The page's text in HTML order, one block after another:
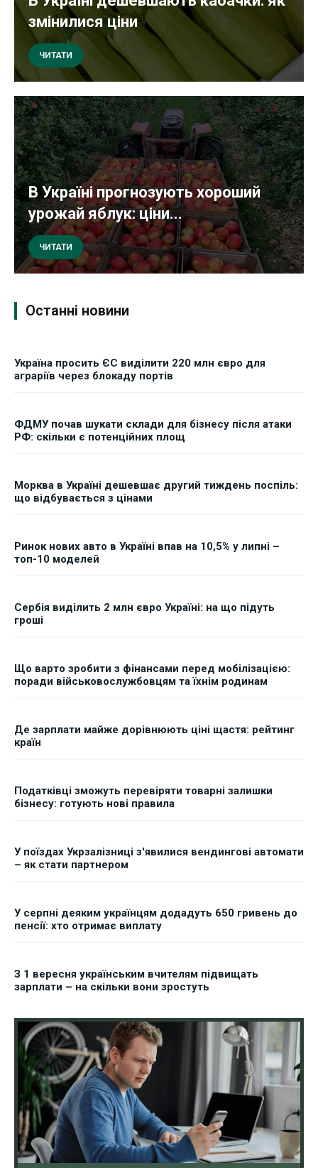
змінилися ціни
ЧИТАТИ
В Україні прогнозують хороший
урожай яблук: ціни...
ЧИТАТИ
Останні новини
Україна просить ЄС виділити 220 млн євро для
аграріїв через блокаду портів
ФДМУ почав шукати склади для бізнесу після атаки
РФ: скільки є потенційних площ
Морква в Україні дешевшає другий тиждень поспіль:
що відбувається з цінами
Ринок нових авто в Україні впав на 10,5% у липні –
топ-10 моделей
Сербія виділить 2 млн євро Україні: на що підуть
гроші
Що варто зробити з фінансами перед мобілізацією:
поради військовослужбовцям та їхнім родинам
Де зарплати майже дорівнюють ціні щастя: рейтинг
країн
Податківці зможуть перевіряти товарні залишки
бізнесу: готують нові правила
У поїздах Укрзалізниці з'явилися вендингові автомати
– як стати партнером
У серпні деяким українцям додадуть 650 гривень до
пенсії: хто отримає виплату
З 1 вересня українським вчителям підвищать
зарплати – на скільки вони зростуть